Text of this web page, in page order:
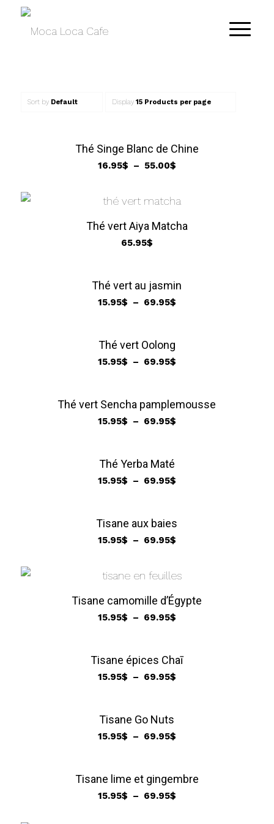
Sort by Default Display 15 Products per page
Thé Singe Blanc de Chine
16.95$ – 55.00$Plage
16.95$
à
Thé vert Aiya Matcha
65.95$
Thé vert au jasmin
15.95$ – 69.95$Plage
à
Thé vert Oolong
15.95$ – 69.95$Plage
15.95$
à
Thé vert Sencha pamplemousse
15.95$ – 69.95$Plage
à
Thé Yerba Maté
15.95$ – 69.95$Plage
15.95$
à
Tisane aux baies
15.95$ – 69.95$Plage
15.95$
à
69.95$
Tisane camomille d’Égypte
15.95$ – 69.95$Plage
15.95$
à
Tisane épices Chaī
15.95$ – 69.95$Plage
à
Tisane Go Nuts
15.95$ – 69.95$Plage
15.95$
à
Tisane lime et gingembre
15.95$ – 69.95$Plage